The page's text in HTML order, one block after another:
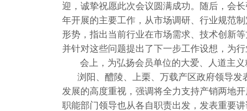
迎，诚挚祝愿此次会议圆满成功。随后，会
年开展的主要工作，从市场调研、行业规范
形势，指出当前行业在市场需求、技术创新
并针对这些问题提出了下一步工作设想，为行
会上，为弘扬会员单位的大爱、人道主义
浏阳、醴陵、上栗、万载产区政府领导发
发展的高度重视，强调将全力支持产销两地
职能部门领导也从各自职责出发，发表重要